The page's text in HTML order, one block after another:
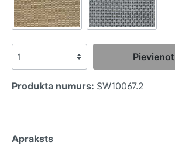
Produkta numurs: SW10067.2
Apraksts